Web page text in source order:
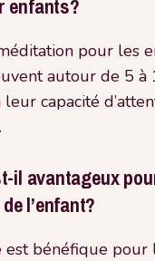
enfants?
pour les
autour de 5 à
leur capacité
il avantageux
l’enfant?
est bénéfique pour